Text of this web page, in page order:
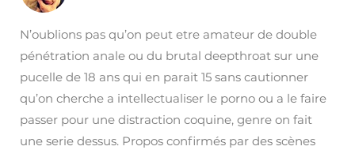
N’oublions pas qu’on peut etre amateur de double
pénétration anale ou du brutal deepthroat sur une
pucelle de 18 ans qui en parait 15 sans cautionner
qu’on cherche a intellectualiser le porno ou a le faire
passer pour une distraction coquine, genre on fait
une serie dessus. Propos confirmés par des scènes